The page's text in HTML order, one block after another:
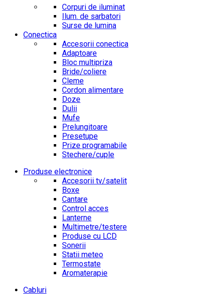
Corpuri de iluminat
Ilum. de sarbatori
Surse de lumina
Conectica
Accesorii conectica
Adaptoare
Bloc multipriza
Bride/coliere
Cleme
Cordon alimentare
Doze
Dulii
Mufe
Prelungitoare
Presetupe
Prize programabile
Stechere/cuple
Produse electronice
Accesorii tv/satelit
Boxe
Cantare
Control acces
Lanterne
Multimetre/testere
Produse cu LCD
Sonerii
Statii meteo
Termostate
Aromaterapie
Cabluri